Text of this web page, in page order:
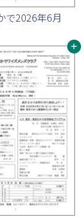
で2026年6月